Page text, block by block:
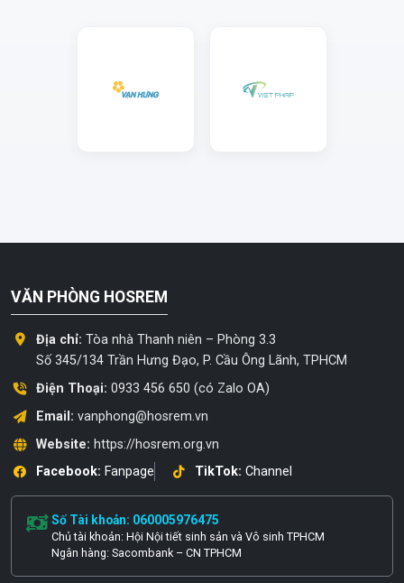
VĂN PHÒNG HOSREM
Địa chỉ: Tòa nhà Thanh niên – Phòng 3.3
Số 345/134 Trần Hưng Đạo, P. Cầu Ông Lãnh, TPHCM
Điện Thoại: 0933 456 650 (có Zalo OA)
Email: vanphong@hosrem.vn
Website: https://hosrem.org.vn
Facebook: Fanpage TikTok: Channel
Số Tài khoản: 060005976475
Chủ tài khoản: Hội Nội tiết sinh sản và Vô sinh TPHCM
Ngân hàng: Sacombank – CN TPHCM